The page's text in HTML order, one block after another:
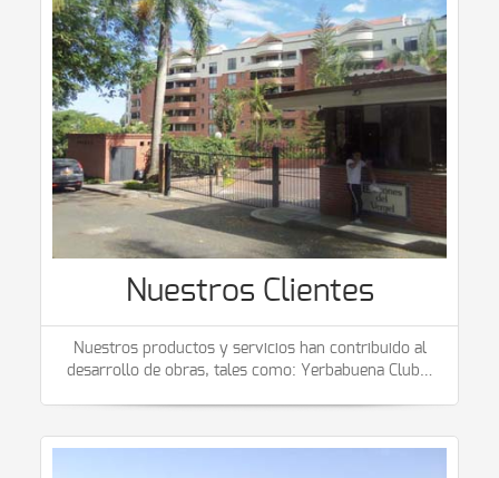
Nuestros Clientes
Nuestros productos y servicios han contribuido al
desarrollo de obras, tales como: Yerbabuena Club…